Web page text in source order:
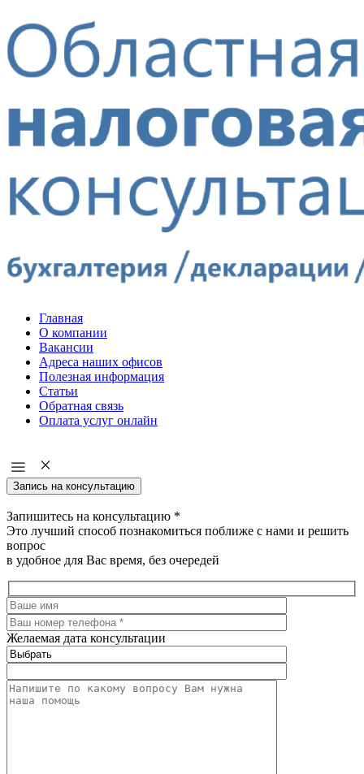
Главная
О компании
Вакансии
Адреса наших офисов
Полезная информация
Статьи
Обратная связь
Оплата услуг онлайн
Запись на консультацию
Запишитесь на консультацию *
Это лучший способ познакомиться поближе с нами и решить
вопрос
в удобное для Вас время, без очередей
Желаемая дата консультации